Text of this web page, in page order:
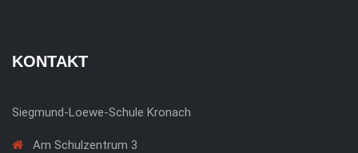
KONTAKT
Siegmund-Loewe-Schule Kronach
Am Schulzentrum 3